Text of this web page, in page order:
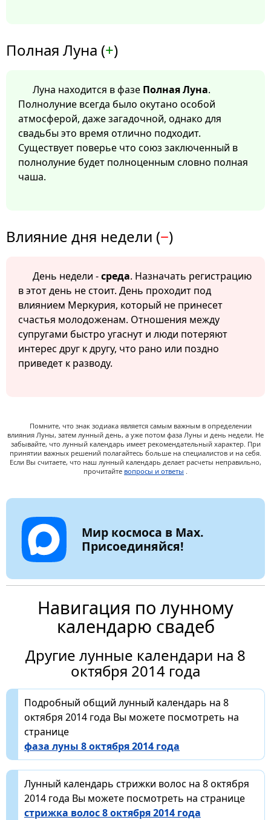
Полная Луна (+)
Луна находится в фазе Полная Луна.
Полнолуние всегда было окутано особой
атмосферой, даже загадочной, однако для
свадьбы это время отлично подходит.
Существует поверье что союз заключенный в
полнолуние будет полноценным словно полная
чаша.
Влияние дня недели (−)
День недели -среда. Назначать регистрацию
в этот день не стоит. День проходит под
влиянием Меркурия, который не принесет
счастья молодоженам. Отношения между
супругами быстро угаснут и люди потеряют
интерес друг к другу, что рано или поздно
приведет к разводу.
Помните, что знак зодиака является самым важным в определении
влияния Луны, затем лунный день, а уже потом фаза Луны и день недели. Не
забывайте, что лунный календарь имеет рекомендательный характер. При
принятии важных решений полагайтесь больше на специалистов и на себя.
Если Вы считаете, что наш лунный календарь делает расчеты неправильно,
прочитайте вопросы и ответы .
Мир космоса в Max.
Присоединяйся!
Навигация по лунному
календарю свадеб
Другие лунные календари на 8
октября 2014 года
Подробный общий лунный календарь на 8
октября 2014 года Вы можете посмотреть на
странице
фаза луны 8 октября 2014 года
Лунный календарь стрижки волос на 8 октября
2014 года Вы можете посмотреть на странице
стрижка волос 8 октября 2014 года